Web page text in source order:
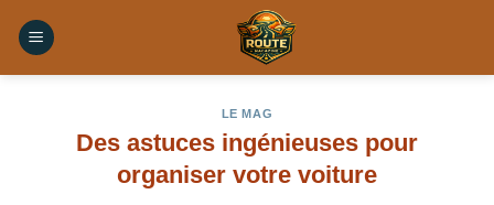
LE MAG
Des astuces ingénieuses pour
organiser votre voiture